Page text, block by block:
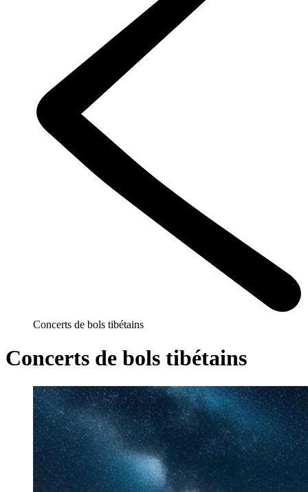
Concerts de bols tibétains
Concerts de bols tibétains